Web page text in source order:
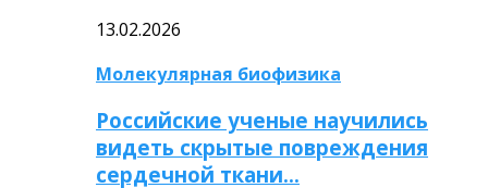
13.02.2026
Молекулярная биофизика
Российские ученые научились
видеть скрытые повреждения
сердечной ткани…